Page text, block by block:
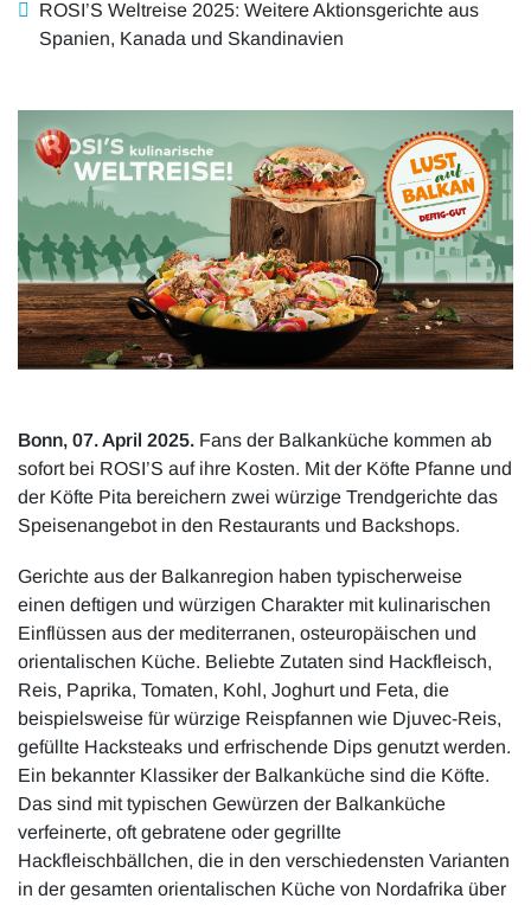
ROSI’S Weltreise 2025: Weitere Aktionsgerichte aus
Spanien, Kanada und Skandinavien
Bonn, 07. April 2025. Fans der Balkanküche kommen ab
sofort bei ROSI’S auf ihre Kosten. Mit der Köfte Pfanne und
der Köfte Pita bereichern zwei würzige Trendgerichte das
Speisenangebot in den Restaurants und Backshops.
Gerichte aus der Balkanregion haben typischerweise
einen deftigen und würzigen Charakter mit kulinarischen
Einflüssen aus der mediterranen, osteuropäischen und
orientalischen Küche. Beliebte Zutaten sind Hackfleisch,
Reis, Paprika, Tomaten, Kohl, Joghurt und Feta, die
beispielsweise für würzige Reispfannen wie Djuvec-Reis,
gefüllte Hacksteaks und erfrischende Dips genutzt werden.
Ein bekannter Klassiker der Balkanküche sind die Köfte.
Das sind mit typischen Gewürzen der Balkanküche
verfeinerte, oft gebratene oder gegrillte
Hackfleischbällchen, die in den verschiedensten Varianten
in der gesamten orientalischen Küche von Nordafrika über